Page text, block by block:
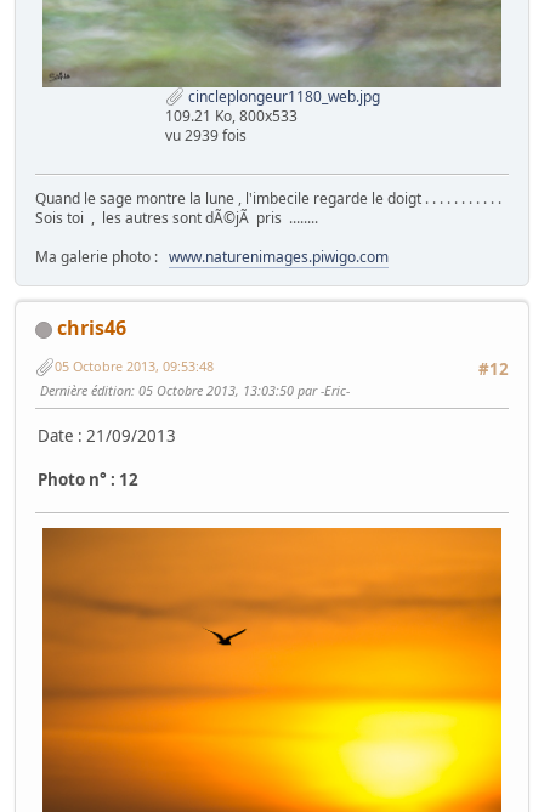
cincleplongeur1180_web.jpg
109.21 Ko, 800x533
vu 2939 fois
Quand le sage montre la lune , l'imbecile regarde le doigt . . . . . . . . . . .
Sois toi , les autres sont dÃ©jÃ pris ........
Ma galerie photo : www.naturenimages.piwigo.com
chris46
#12
05 Octobre 2013, 09:53:48
Dernière édition: 05 Octobre 2013, 13:03:50 par -Eric-
Date : 21/09/2013
Photo n° : 12